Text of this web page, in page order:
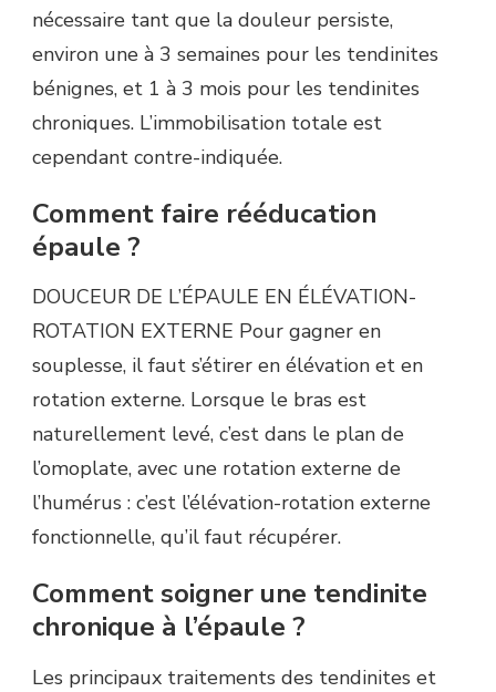
nécessaire tant que la douleur persiste,
environ une à 3 semaines pour les tendinites
bénignes, et 1 à 3 mois pour les tendinites
chroniques. L’immobilisation totale est
cependant contre-indiquée.
Comment faire rééducation
épaule ?
DOUCEUR DE L’ÉPAULE EN ÉLÉVATION-
ROTATION EXTERNE Pour gagner en
souplesse, il faut s’étirer en élévation et en
rotation externe. Lorsque le bras est
naturellement levé, c’est dans le plan de
l’omoplate, avec une rotation externe de
l’humérus : c’est l’élévation-rotation externe
fonctionnelle, qu’il faut récupérer.
Comment soigner une tendinite
chronique à l’épaule ?
Les principaux traitements des tendinites et